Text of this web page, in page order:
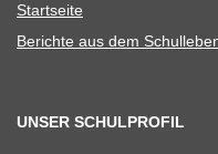
Start­seite
Berichte aus dem
UNSER SCHULPROFIL